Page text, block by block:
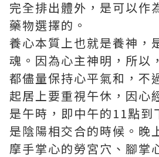
完全排出體外，是可以作
藥物選擇的。
養心本質上也就是養神，
魂。因為心主神明，所以
都儘量保持心平氣和，不
起居上要重視午休，因心
是午時，即中午的11點到
是陰陽相交合的時候。晚
摩手掌心的勞宮穴、腳掌